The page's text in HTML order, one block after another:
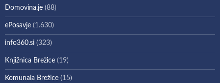
Domovina.je (88)
ePosavje (1.630)
info360.si (323)
Knjižnica Brežice (19)
Komunala Brežice (15)